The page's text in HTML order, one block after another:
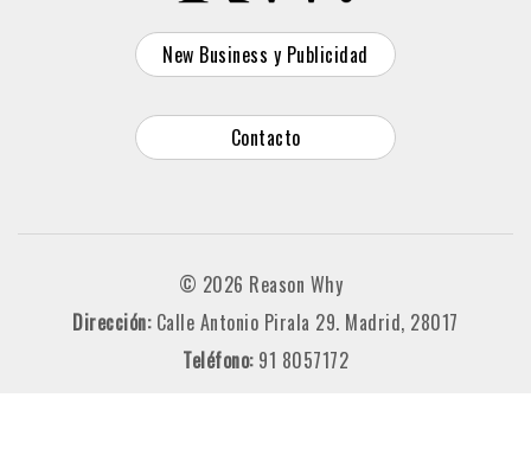
New Business y Publicidad
Contacto
© 2026 Reason Why
Dirección: Calle Antonio Pirala 29. Madrid, 28017
Teléfono: 91 8057172